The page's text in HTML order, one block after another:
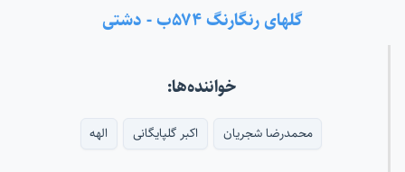
گلهای رنگارنگ ۵۷۴ب - دشتی
خواننده‌ها:
محمدرضا شجریان اکبر گلپایگانی الهه